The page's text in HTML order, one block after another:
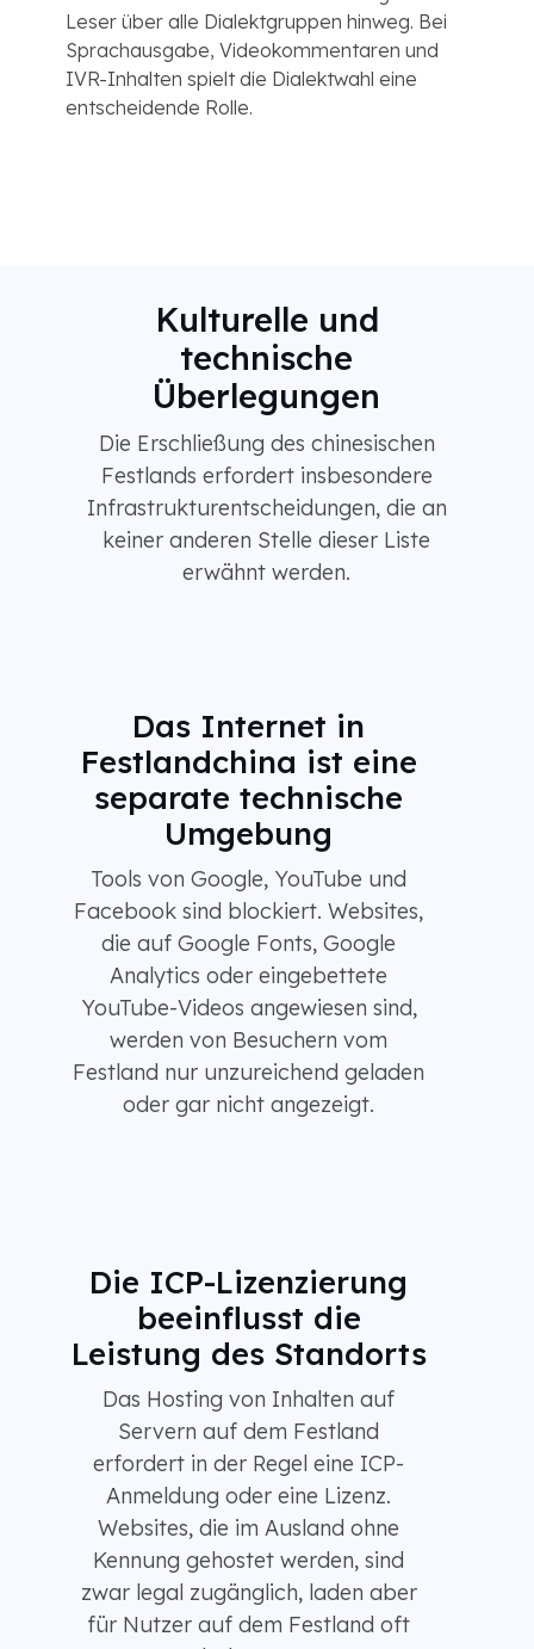
Leser über alle Dialektgruppen hinweg. Bei
Sprachausgabe, Videokommentaren und
IVR-Inhalten spielt die Dialektwahl eine
entscheidende Rolle.
Kulturelle und
technische
Überlegungen
Die Erschließung des chinesischen
Festlands erfordert insbesondere
Infrastrukturentscheidungen, die an
keiner anderen Stelle dieser Liste
erwähnt werden.
Das Internet in
Festlandchina ist eine
separate technische
Umgebung
Tools von Google, YouTube und
Facebook sind blockiert. Websites,
die auf Google Fonts, Google
Analytics oder eingebettete
YouTube-Videos angewiesen sind,
werden von Besuchern vom
Festland nur unzureichend geladen
oder gar nicht angezeigt.
Die ICP-Lizenzierung
beeinflusst die
Leistung des Standorts
Das Hosting von Inhalten auf
Servern auf dem Festland
erfordert in der Regel eine ICP-
Anmeldung oder eine Lizenz.
Websites, die im Ausland ohne
Kennung gehostet werden, sind
zwar legal zugänglich, laden aber
für Nutzer auf dem Festland oft